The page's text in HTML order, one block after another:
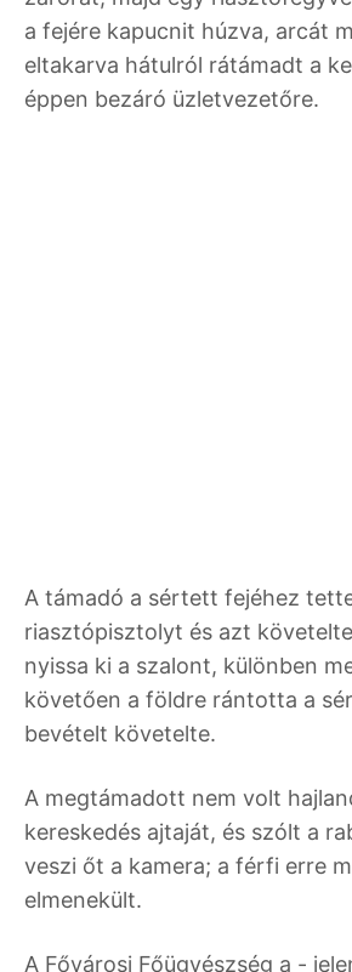
a fejére kapucnit húzva, arcát
eltakarva hátulról rátámadt a
éppen bezáró üzletvezetőre.
A támadó a sértett fejéhez
riasztópisztolyt és azt
nyissa ki a szalont, különben
követően a földre rántotta a
bevételt követelte.
A megtámadott nem volt
kereskedés ajtaját, és szólt a
veszi őt a kamera; a férfi erre
elmenekült.
A Fővárosi Főügyészség a -